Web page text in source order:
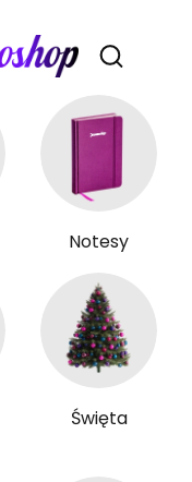
Otwórz
Notesy
Święta